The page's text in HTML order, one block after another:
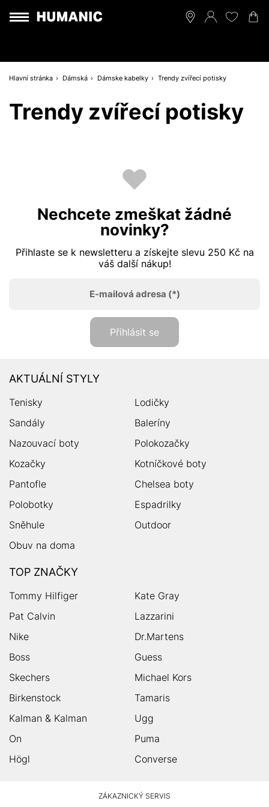
Hlavní stránka Dámská Dámske kabelky Trendy zvířecí potisky
Trendy zvířecí potisky
Nechcete zmeškat žádné
novinky?
Přihlaste se k newsletteru a získejte slevu 250 Kč na
váš další nákup!
E-mailová adresa (*)
Přihlásit se
AKTUÁLNÍ STYLY
Tenisky
Lodičky
Sandály
Baleríny
Nazouvací boty
Polokozačky
Kozačky
Kotníčkové boty
Pantofle
Chelsea boty
Polobotky
Espadrilky
Sněhule
Outdoor
Obuv na doma
TOP ZNAČKY
Tommy Hilfiger
Kate Gray
Pat Calvin
Lazzarini
Nike
Dr.Martens
Boss
Guess
Skechers
Michael Kors
Birkenstock
Tamaris
Kalman & Kalman
Ugg
On
Puma
Högl
Converse
ZÁKAZNICKÝ SERVIS